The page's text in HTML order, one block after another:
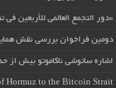
«دور التجمع العالمي للأربعين في
دومین فراخوان بررسی نقش
اشاره ساتوشی ناکاموتو بیش از
Hormuz to the Bitcoin Strait